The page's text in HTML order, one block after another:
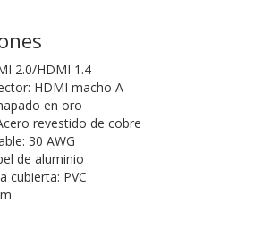
2.0/HDMI 1.4
HDMI macho A
en oro
revestido de cobre
30 AWG
de aluminio
cubierta: PVC